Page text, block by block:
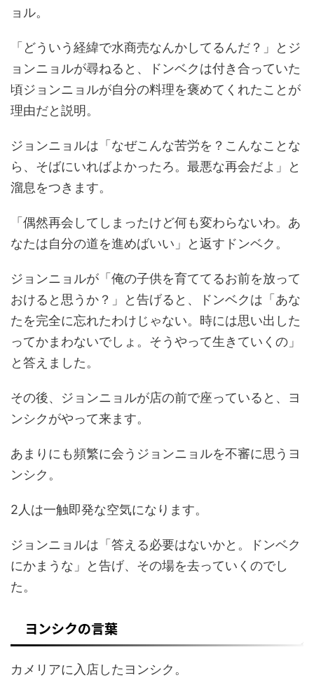
ョル。
「どういう経緯で水商売なんかしてるんだ？」とジ
ョンニョルが尋ねると、ドンベクは付き合っていた
頃ジョンニョルが自分の料理を褒めてくれたことが
理由だと説明。
ジョンニョルは「なぜこんな苦労を？こんなことな
ら、そばにいればよかったろ。最悪な再会だよ」と
溜息をつきます。
「偶然再会してしまったけど何も変わらないわ。あ
なたは自分の道を進めばいい」と返すドンベク。
ジョンニョルが「俺の子供を育ててるお前を放って
おけると思うか？」と告げると、ドンベクは「あな
たを完全に忘れたわけじゃない。時には思い出した
ってかまわないでしょ。そうやって生きていくの」
と答えました。
その後、ジョンニョルが店の前で座っていると、ヨ
ンシクがやって来ます。
あまりにも頻繁に会うジョンニョルを不審に思うヨ
ンシク。
2人は一触即発な空気になります。
ジョンニョルは「答える必要はないかと。ドンベク
にかまうな」と告げ、その場を去っていくのでし
た。
ヨンシクの言葉
カメリアに入店したヨンシク。